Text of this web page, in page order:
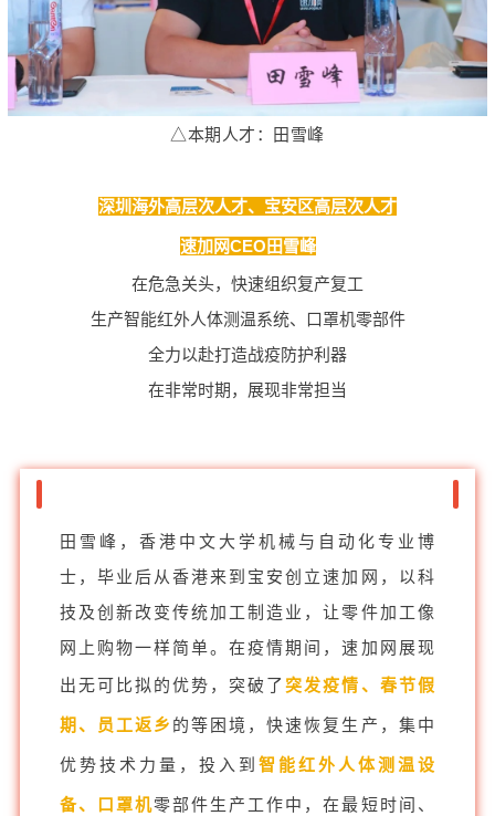
△本期人才：田雪峰
深圳海外高层次人才、 宝安区高层次人才
速加网CEO田雪峰
在危急关头，快速组织复产复工
生产智能红外人体测温系统、口罩机零部件
全力以赴打造战疫防护利器
在非常时期，展现非常担当
田雪峰，香港中文大学机械与自动化专业博
士，毕业后从香港来到宝安创立速加网，以科
技及创新改变传统加工制造业，让零件加工像
网上购物一样简单。在疫情期间，速加网展现
出无可比拟的优势，突破了突发疫情、春节假
期、员工返乡 的等困境，快速恢复生产，集中
优势技术力量，投入到 智能红外人体测温设
备、口罩机零部件生产工作中，在最短时间、